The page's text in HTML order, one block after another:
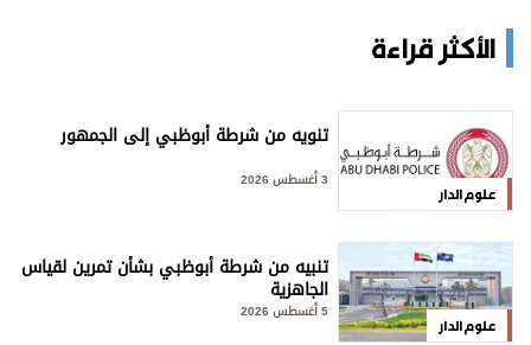
الأكثر قراءة
علوم الدار
تنويه من شرطة أبوظبي إلى الجمهور
علوم الدار
تنبيه من شرطة أبوظبي بشأن تمرين لقياس
الجاهزية
5 أغسطس 2026